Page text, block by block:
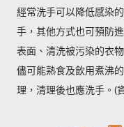
經常洗手可以降低感染
手，其他方式也可預防
表面、清洗被污染的衣
儘可能熟食及飲用煮沸
理，清理後也應洗手。(